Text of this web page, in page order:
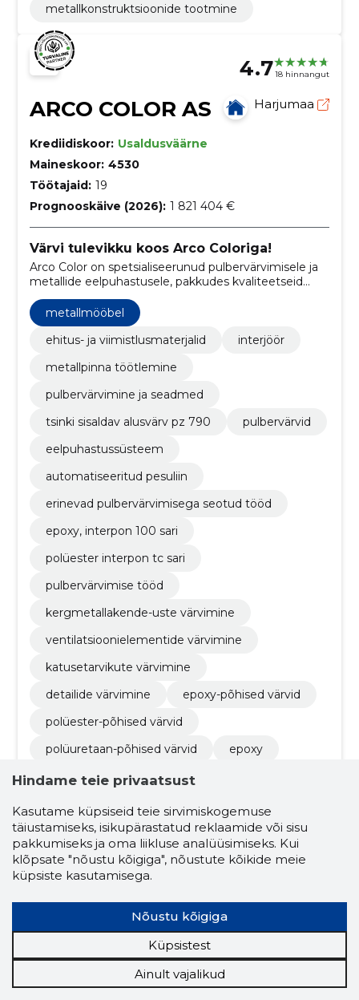
metallkonstruktsioonide tootmine
4.718 hinnangut
ARCO COLOR AS Harjumaa
Krediidiskoor: Usaldusväärne
Maineskoor: 4530
Töötajaid: 19
Prognooskäive (2026): 1 821 404 €
Värvi tulevikku koos Arco Coloriga!
Arco Color on spetsialiseerunud pulbervärvimisele ja
metallide eelpuhastusele, pakkudes kvaliteetseid
pinnakatteid nii ettevõtetele kui ka eraisikutele.
metallmööbel
ehitus- ja viimistlusmaterjalid
interjöör
metallpinna töötlemine
pulbervärvimine ja seadmed
tsinki sisaldav alusvärv pz 790
pulbervärvid
eelpuhastussüsteem
automatiseeritud pesuliin
erinevad pulbervärvimisega seotud tööd
epoxy, interpon 100 sari
polüester interpon tc sari
pulbervärvimise tööd
kergmetallakende-uste värvimine
ventilatsioonielementide värvimine
katusetarvikute värvimine
detailide värvimine
epoxy-põhised värvid
polüester-põhised värvid
polüuretaan-põhised värvid
epoxy
epoxy-polüester
polüesterid
polüuretaanid
pulbervärvimine
torulaser
terastorude müük
detailide eelpuhastus
pulbervärv ehk termoreaktiiv
akzo nobel pulbervärvid
Hindame teie privaatsust
Kasutame küpsiseid teie sirvimiskogemuse
täiustamiseks, isikupärastatud reklaamide või sisu
pakkumiseks ja oma liikluse analüüsimiseks. Kui
klõpsate "nõustu kõigiga", nõustute kõikide meie
küpsiste kasutamisega.
Nõustu kõigiga
Küpsistest
Ainult vajalikud